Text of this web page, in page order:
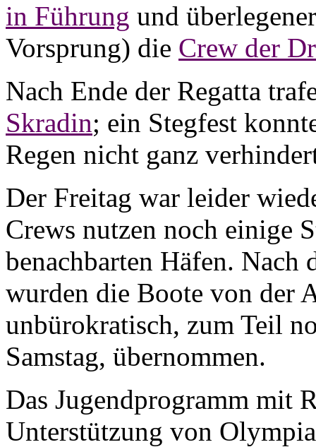
in Führung und
Vorsprung) die Crew der
Nach Ende der Regatta
Skradin; ein Stegfest
Regen nicht ganz
Der Freitag war leider
Crews nutzen noch einige
benachbarten Häfen. Nach
wurden die Boote von der
unbürokratisch, zum Teil
Samstag, übernommen.
Das Jugendprogramm mit
Unterstützung von